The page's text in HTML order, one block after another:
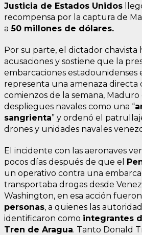
Justicia de Estados Unidos
recompensa por la captura de
a 50 millones de dólares.
Por su parte, el dictador chavista
acusaciones y sostiene que la
embarcaciones estadounidenses
representa una amenaza directa
comienzos de la semana, Maduro
despliegues navales como una “
sangrienta” y ordenó el
drones y unidades navales
El incidente con las aeronaves
pocos días después de que el
un operativo contra una
transportaba drogas desde
Washington, en esa acción fueron
personas, a quienes las
identificaron como integrantes
Tren de Aragua. Tanto Donald